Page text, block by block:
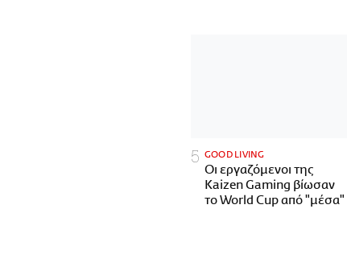
GOOD LIVING
Οι εργαζόμενοι της
Kaizen Gaming βίωσαν
το World Cup από "μέσα"